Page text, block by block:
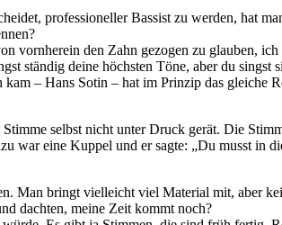
pro­fes­sio­nel­ler Bas­sist zu wer­den, hat
den Zahn ge­zo­gen zu glau­ben,
stän­dig dei­ne höchs­ten Töne, aber du
– Hans So­tin – hat im Prin­zip das glei­che
selbst nicht un­ter Druck ge­rät. Die
war eine Kup­pel und er sag­te: „Du musst in
Man bringt viel­leicht viel Ma­te­ri­al mit, aber
dach­ten, mei­ne Zeit kommt noch?